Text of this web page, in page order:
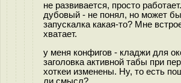
не развивается, просто
дубовый - не понял, но может
запускалка какая-то? Мне
хватает.
у меня конфигов - кладжи для
заголовка активной табы при
хоткеи изменены. Ну, то есть